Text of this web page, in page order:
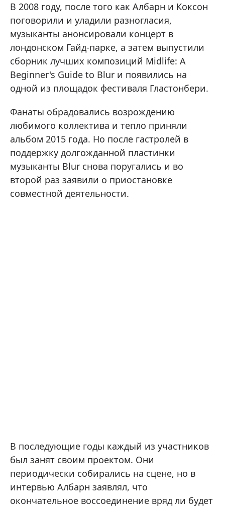
В 2008 году, после того как Албарн и Коксон
поговорили и уладили разногласия,
музыканты анонсировали концерт в
лондонском Гайд-парке, а затем выпустили
сборник лучших композиций Midlife: A
Beginner's Guide to Blur и появились на
одной из площадок фестиваля Гластонбери.
Фанаты обрадовались возрождению
любимого коллектива и тепло приняли
альбом 2015 года. Но после гастролей в
поддержку долгожданной пластинки
музыканты Blur снова поругались и во
второй раз заявили о приостановке
совместной деятельности.
В последующие годы каждый из участников
был занят своим проектом. Они
периодически собирались на сцене, но в
интервью Албарн заявлял, что
окончательное воссоединение вряд ли будет